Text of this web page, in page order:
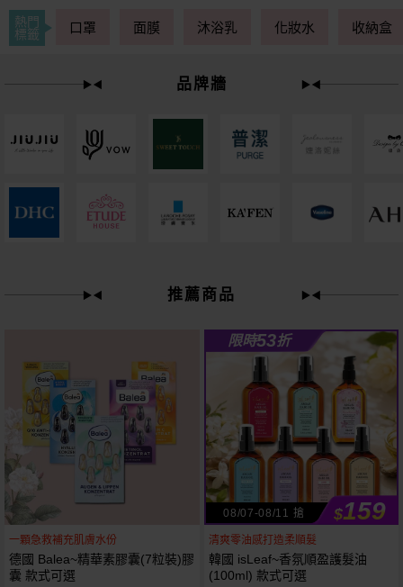
狂殺61
熱門
標籤
口罩 面膜 沐浴乳 化妝水 收納盒
品牌牆
推薦商品
一顆急救補充肌膚水份
德國 Balea~精華素膠囊(7粒裝)膠
囊 款式可選
限時53折
08/07-08/11 搶 $159
清爽零油感打造柔順髮
韓國 isLeaf~香氛順盈護髮油
(100ml) 款式可選